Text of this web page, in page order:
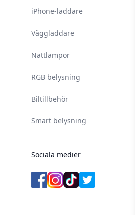
iPhone-laddare
Väggladdare
Nattlampor
RGB belysning
Biltillbehör
Smart belysning
Sociala medier